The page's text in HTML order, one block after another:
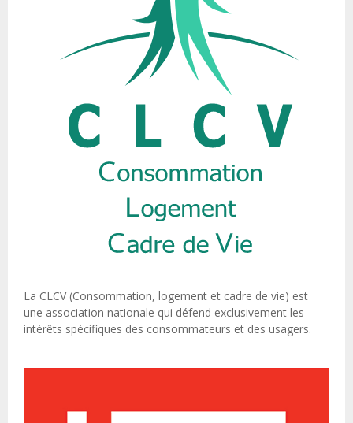
La CLCV (Consommation, logement et cadre de vie) est
une association nationale qui défend exclusivement les
intérêts spécifiques des consommateurs et des usagers.